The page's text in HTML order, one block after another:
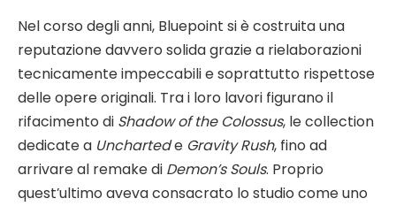
Nel corso degli anni, Bluepoint si è costruita una
reputazione davvero solida grazie a rielaborazioni
tecnicamente impeccabili e soprattutto rispettose
delle opere originali. Tra i loro lavori figurano il
rifacimento di Shadow of the Colossus, le collection
dedicate a Unchartede Gravity Rush, fino ad
arrivare al remake di Demon’s Souls. Proprio
quest’ultimo aveva consacrato lo studio come uno